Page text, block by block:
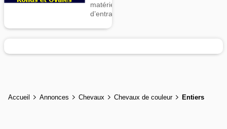
matériel
d’entrainement
Accueil Annonces Chevaux Chevaux de couleur Entiers